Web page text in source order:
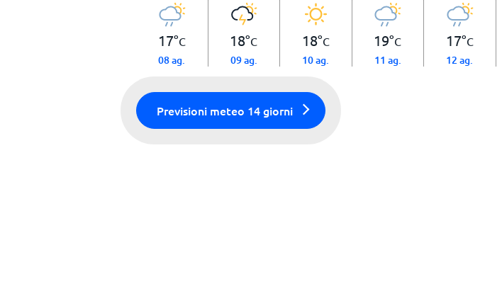
17°C
08 ag.
18°C
09 ag.
18°C
10 ag.
19°C
11 ag.
17°C
12 ag.
Previsioni meteo 14 giorni